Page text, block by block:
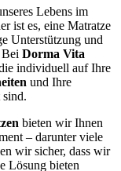
Lebens im
ist es, eine Matratze
Unterstützung und
Dorma Vita
individuell auf Ihre
und Ihre
sind.
bieten wir Ihnen
– darunter viele
wir sicher, dass wir
Lösung bieten